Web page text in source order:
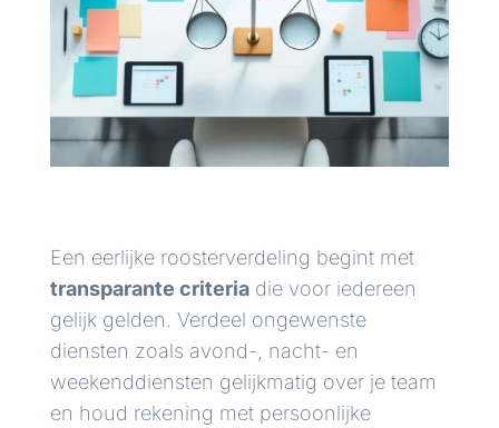
Een eerlijke roosterverdeling begint met
transparante criteriadie voor iedereen
gelijk gelden. Verdeel ongewenste
diensten zoals avond-, nacht- en
weekenddiensten gelijkmatig over je team
en houd rekening met persoonlijke